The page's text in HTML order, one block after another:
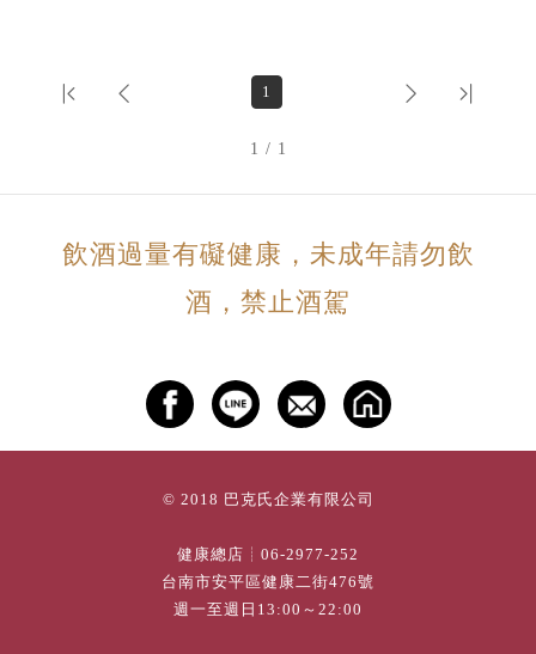
1
1 / 1
飲酒過量有礙健康，未成年請勿飲
酒，禁止酒駕
© 2018 巴克氏企業有限公司
健康總店┊ 06-2977-252
台南市安平區健康二街476號
週一至週日13:00～22:00